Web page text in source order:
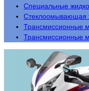
Специальные
Стеклоомывающая
Трансмиссионные
Трансмиссионные